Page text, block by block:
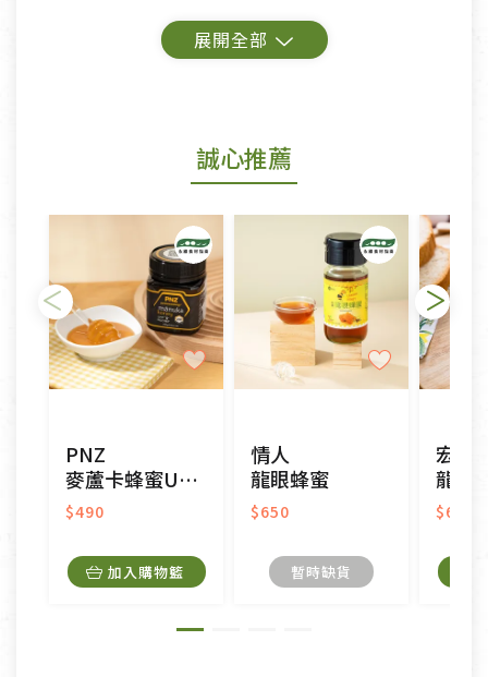
鑑賞期商品說明：
若您購買的商品有下列「不適用七天鑑賞期商品」情
形者，除商品瑕疵以外，恕不接受退換貨.
依消保法之規定提供該商品七天免費鑑賞期(含例假
日)的服務，原則上若商品未經使用或被汙損(除商品
瑕疵)，一般皆可申請退換貨。
不適用七天鑑賞期商品：
以數位或電磁紀錄形式儲存之商品、易於變質或損壞
接受原片換新。
衣飾鞋類-如T恤，如於送達後水洗或污損者。
美容保養用品、內衣褲、襪子、口罩等私人消耗性產
內衣褲、襪子、口罩個人衛生用品除商品本身有瑕疵
外,依據《通訊交易解除權合理例外情事適用準
誠心推薦
PNZ
麥蘆卡蜂蜜UMF5+
$490
加入購物籃
情人
龍眼蜂蜜
$650
暫時缺貨
宏基
龍眼
$650